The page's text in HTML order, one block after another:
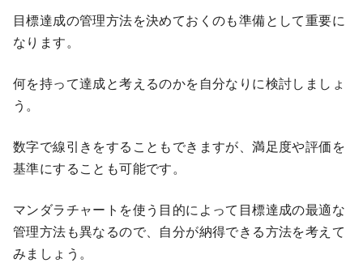
目標達成の管理方法を決めておくのも準備として重要に
なります。
何を持って達成と考えるのかを自分なりに検討しましょ
う。
数字で線引きをすることもできますが、満足度や評価を
基準にすることも可能です。
マンダラチャートを使う目的によって目標達成の最適な
管理方法も異なるので、自分が納得できる方法を考えて
みましょう。